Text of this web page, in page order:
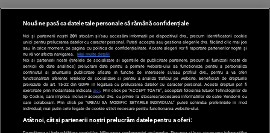
‹ 1 ... 5
Nouă ne pasă ca datele tale personale să rămână confidențiale
Noi și partenerii noștri 201 stocăm și/sau accesăm informații pe dispozitivul dvs., precum identificatorii cookie
unici pentru prelucrarea datelor cu caracter personal. Puteți accepta sau gestiona alegerile dvs. făcând clic mai jos
sau în orice moment, pe pagina cu politica de confidențialitate. Aceste alegeri vor fi raportate partenerilor noștri și
nu vă vor afecta navigarea.
Mai multe detalii
Noi si partenerii nostri (retelele de socializare si agentiile de publicitate partenere, precum si furnizorii nostri de
servicii de date analitice) prelucram date pentru a permite website-ului sa functioneze, pentru a personaliza
continutul si anunturile publicitare afisate in functie de interesele si/sau profilul dvs., pentru a va oferi
functionalitati aferente retelelor de socializare si pentru a analiza traficul pe website. Beneficiati de drepturile
prevazute de art. 15-22 din GDPR in legatura cu prelucrarea datelor cu caracter personal. Aceste drepturi pot fi
exercitate prin modalitatea indicataaici . Prin click pe “ACCEPT TOATE”, acceptati folosirea tuturor Tehnologiilor de
tip Cookie, care implica inclusiv acceptul dvs. cu privire la stocarea/accesarea informatiilor de catre Vendor-ii cu
care colaboram. Prin click pe “VREAU SA MODIFIC SETARILE INDIVIDUAL” puteti schimba preferintele in mod
individual, mai putin cele legate de cookie strict necesare pentru functionarea website-ului.
Atât noi, cât și partenerii noștri prelucrăm datele pentru a oferi: